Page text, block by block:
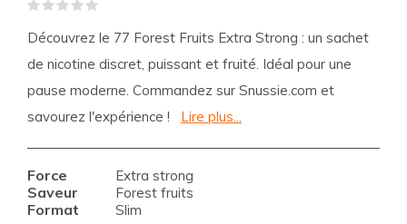
Découvrez le 77 Forest Fruits Extra Strong : un sachet
de nicotine discret, puissant et fruité. Idéal pour une
pause moderne. Commandez sur Snussie.com et
savourez l'expérience !
Lire plus...
Force Extra strong
Saveur Forest fruits
Format Slim